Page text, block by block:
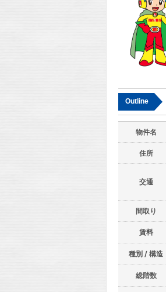
Outline
物件名
住所
交通
間取り
賃料
種別 / 構造
総階数